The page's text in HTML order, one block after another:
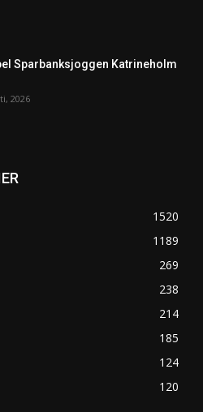
Sparbanksjoggen Katrineholm
2026
1520
1189
269
238
214
185
124
120